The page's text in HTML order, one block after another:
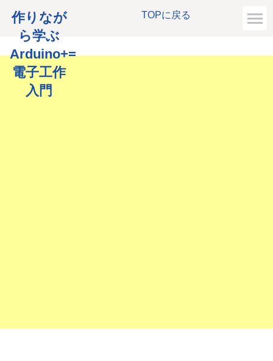
TOPに戻る
作りなが
ら学ぶ
Arduino+=
電子工作
入門